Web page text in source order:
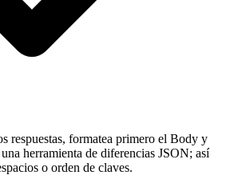
respuestas, formatea primero el Body y
una herramienta de diferencias JSON; así
o orden de claves.